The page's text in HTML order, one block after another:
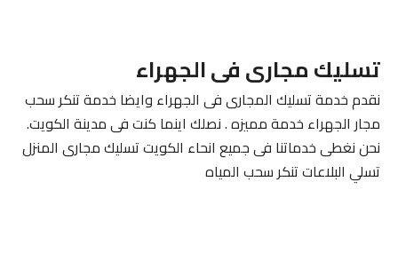
تسليك مجارى فى الجهراء
نقدم خدمة تسليك المجارى فى الجهراء وايضا خدمة تنكر سحب
مجار الجهراء خدمة مميزه . نصلك اينما كنت فى مدينة الكويت.
نحن نغطى خدماتنا فى جميع انحاء الكويت تسليك مجارى المنزل
تسلي البلاعات تنكر سحب المياه